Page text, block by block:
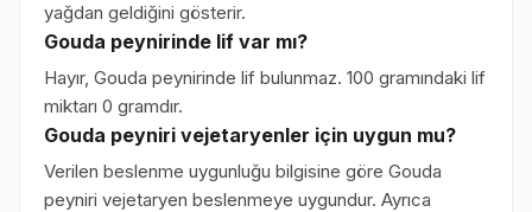
yağdan geldiğini gösterir.
Gouda peynirinde lif var mı?
Hayır, Gouda peynirinde lif bulunmaz. 100 gramındaki lif
miktarı 0 gramdır.
Gouda peyniri vejetaryenler için uygun mu?
Verilen beslenme uygunluğu bilgisine göre Gouda
peyniri vejetaryen beslenmeye uygundur. Ayrıca